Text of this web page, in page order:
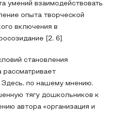
умений взаимодействовать
опыта творческой
включения в
[2, 6].
становления
рассматривает
Здесь, по нашему мнению,
тягу дошкольников к
автора «организация и